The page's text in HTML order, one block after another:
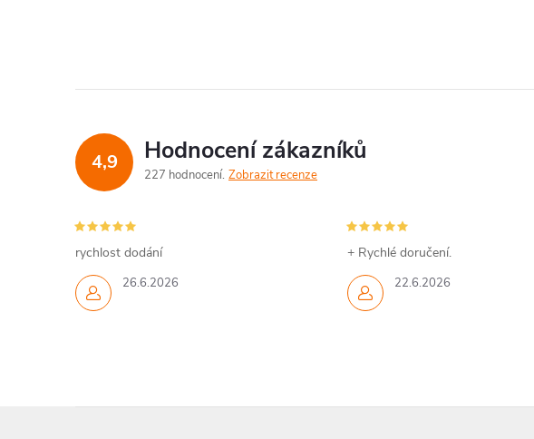
4,9 Hodnocení zákazníků
227 hodnocení Zobrazit recenze
26.6.2026
rychlost dodání
22.6.2026
+ Rychlé doručení.